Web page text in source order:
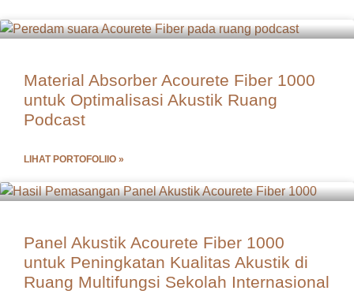
Material Absorber Acourete Fiber 1000
untuk Optimalisasi Akustik Ruang
Podcast
LIHAT PORTOFOLIIO »
Panel Akustik Acourete Fiber 1000
untuk Peningkatan Kualitas Akustik di
Ruang Multifungsi Sekolah Internasional